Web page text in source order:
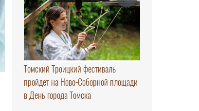
Томский Троицкий фестиваль
пройдет на Ново-Соборной площади
в День города Томска